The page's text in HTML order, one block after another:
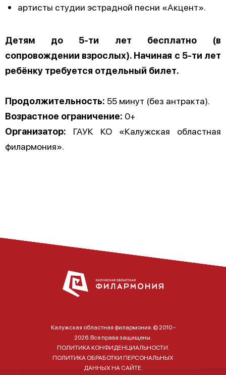
артисты студии эстрадной песни «Акцент».
Детям до 5-ти лет бесплатно (в
сопровождении взрослых). Начиная с 5-ти лет
ребёнку требуется отдельный билет.
Продолжительность: 55 минут (без антракта).
Возрастное ограничение: 0+
Организатор: ГАУК КО «Калужская областная
филармония».
Калужская областная филармония. © 2010 -
2026. Все права защищены.
ПОЛИТИКА КОНФИДЕНЦИАЛЬНОСТИ.
ПОЛИТИКА ОБРАБОТКИ ПЕРСОНАЛЬНЫХ
ДАННЫХ НА САЙТЕ.